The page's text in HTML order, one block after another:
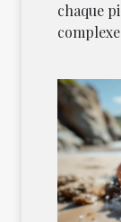
chaque